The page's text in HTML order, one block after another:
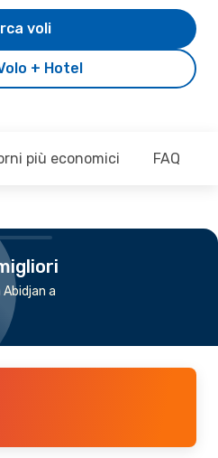
+ Hotel
voli
più economici FAQ
a